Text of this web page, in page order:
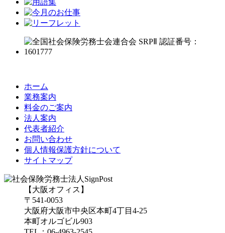
ホーム
業務案内
料金のご案内
法人案内
代表者紹介
お問い合わせ
個人情報保護方針について
サイトマップ
【大阪オフィス】
〒541-0053
大阪府大阪市中央区本町4丁目4-25
本町オルゴビル903